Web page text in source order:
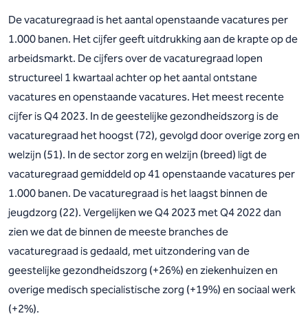
De vacaturegraad is het aantal openstaande vacatures per
1.000 banen. Het cijfer geeft uitdrukking aan de krapte op de
arbeidsmarkt. De cijfers over de vacaturegraad lopen
structureel 1 kwartaal achter op het aantal ontstane
vacatures en openstaande vacatures. Het meest recente
cijfer is Q4 2023. In de geestelijke gezondheidszorg is de
vacaturegraad het hoogst (72), gevolgd door overige zorg en
welzijn (51). In de sector zorg en welzijn (breed) ligt de
vacaturegraad gemiddeld op 41 openstaande vacatures per
1.000 banen. De vacaturegraad is het laagst binnen de
jeugdzorg (22). Vergelijken we Q4 2023 met Q4 2022 dan
zien we dat de binnen de meeste branches de
vacaturegraad is gedaald, met uitzondering van de
geestelijke gezondheidszorg (+26%) en ziekenhuizen en
overige medisch specialistische zorg (+19%) en sociaal werk
(+2%).